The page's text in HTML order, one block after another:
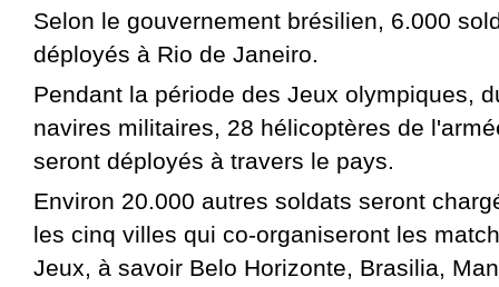
Selon le gouvernement brésilien, 6.000
déployés à Rio de Janeiro.
Pendant la période des Jeux olympiques,
navires militaires, 28 hélicoptères de
seront déployés à travers le pays.
Environ 20.000 autres soldats seront
les cinq villes qui co-organiseront les
Jeux, à savoir Belo Horizonte, Brasilia,